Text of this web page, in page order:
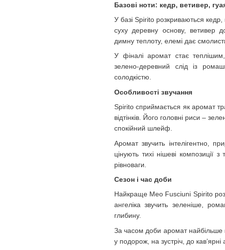
Базові ноти: кедр, ветивер,
У базі Spirito розкриваються
суху деревну основу, ветивер
димну теплоту, елемі дає
У фіналі аромат стає
зелено-деревний слід із
солодкістю.
Особливості звучання
Spirito сприймається як аромат
відтінків. Його головні риси –
спокійний шлейф.
Аромат звучить інтелігентно,
цінують тихі нішеві композиції
рівноваги.
Сезон і час доби
Найкраще Meo Fusciuni Spirito
ангеліка звучить зеленіше,
глибину.
За часом доби аромат найбільше
у подорож, на зустріч, до кав’ярні